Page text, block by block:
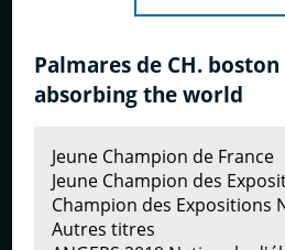
Palmares de CH.
absorbing the world
Jeune Champion de France
Jeune Champion des
Champion des Expositions
Autres titres